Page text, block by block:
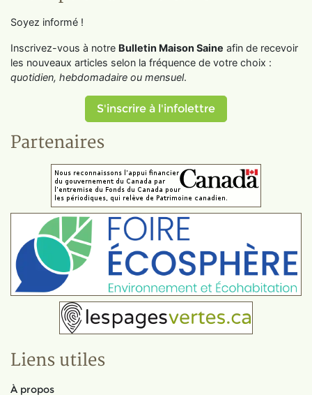
Soyez informé !
Inscrivez-vous à notre Bulletin Maison Saine afin de recevoir
les nouveaux articles selon la fréquence de votre choix :
quotidien, hebdomadaire ou mensuel.
S'inscrire à l'infolettre
Partenaires
Liens utiles
À propos